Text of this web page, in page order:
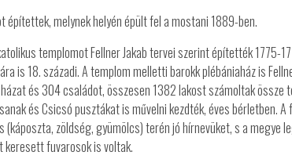
melynek helyén épült fel a mostani 1889-ben.
templomot Fellner Jakab tervei szerint építették 1775-
is 18. századi. A templom melletti barokk plébániaház is
és 304 családot, összesen 1382 lakost számoltak
és Csicsó pusztákat is művelni kezdték, éves bérletben.
zöldség, gyümölcs) terén jó hírnevüket, s a megye
fuvarosok is voltak.